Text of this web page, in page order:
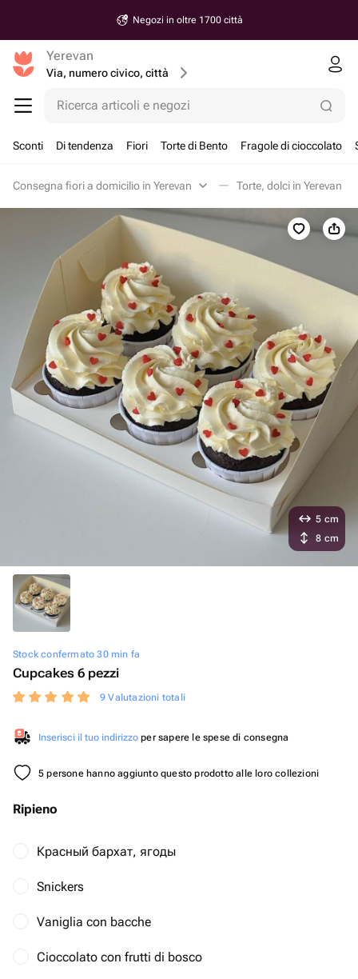
Negozi in oltre 1700 città
Yerevan
Via, numero civico, città
Ricerca articoli e negozi
Sconti Di tendenza Fiori Torte di Bento Fragole di cioccolato
Consegna fiori a domicilio in Yerevan Torte, dolci in Yerevan
Stock confermato 30 min fa
Cupcakes 6 pezzi
9 Valutazioni totali
Inserisci il tuo indirizzo per sapere le spese di consegna
5 persone hanno aggiunto questo prodotto alle loro collezioni
Ripieno
Красный бархат, ягоды
Snickers
Vaniglia con bacche
Cioccolato con frutti di bosco
5 cm
8 cm